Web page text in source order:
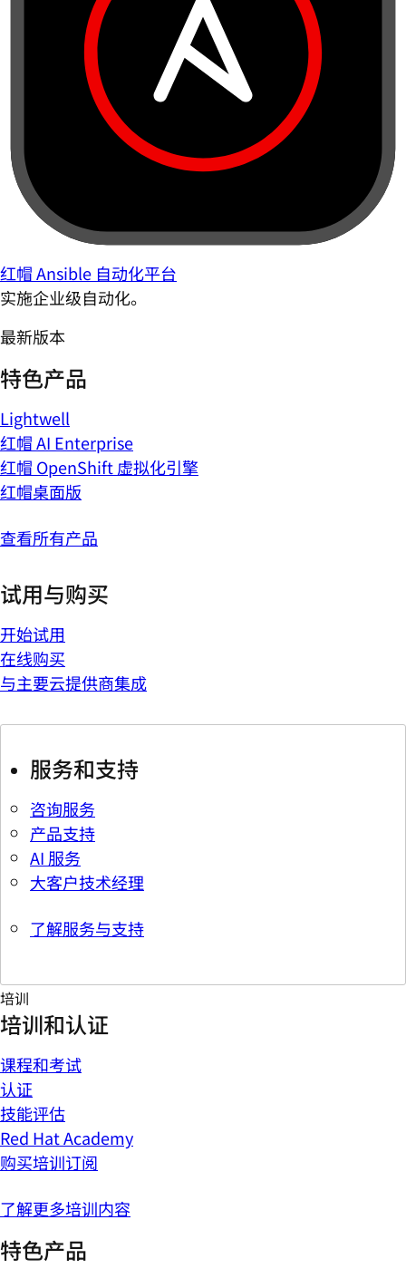
红帽 Ansible 自动化平台
实施企业级自动化。
最新版本
特色产品
Lightwell
红帽 AI Enterprise
红帽 OpenShift 虚拟化引擎
红帽桌面版
查看所有产品
试用与购买
开始试用
在线购买
与主要云提供商集成
服务和支持
咨询服务
产品支持
AI 服务
大客户技术经理
了解服务与支持
培训
培训和认证
课程和考试
认证
技能评估
Red Hat Academy
购买培训订阅
了解更多培训内容
特色产品